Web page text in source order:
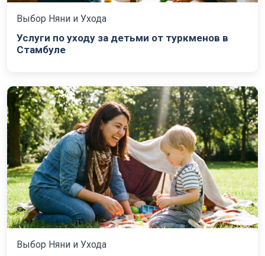
Выбор Няни и Ухода
Услуги по уходу за детьми от туркменов в
Стамбуле
Выбор Няни и Ухода